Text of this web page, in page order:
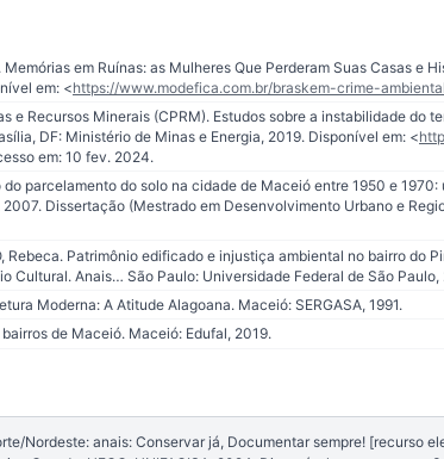
Memórias em Ruínas: as Mulheres Que Perderam Suas Casas e
em: <https://www.modefica.com.br/braskem-crime-
e Recursos Minerais (CPRM). Estudos sobre a instabilidade do
DF: Ministério de Minas e Energia, 2019. Disponível em: <
em: 10 fev. 2024.
do parcelamento do solo na cidade de Maceió entre 1950 e
Dissertação (Mestrado em Desenvolvimento Urbano e
Rebeca. Patrimônio edificado e injustiça ambiental no bairro do
Cultural. Anais… São Paulo: Universidade Federal de São Paulo,
Moderna: A Atitude Alagoana. Maceió: SERGASA, 1991.
de Maceió. Maceió: Edufal, 2019.
Nordeste: anais: Conservar já, Documentar sempre! [recurso